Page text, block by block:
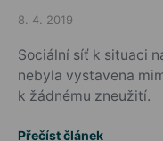
Posted on
8. 4. 2019
Sociální síť k situaci
nebyla vystavena
k žádnému zneužití.
Přečíst článek